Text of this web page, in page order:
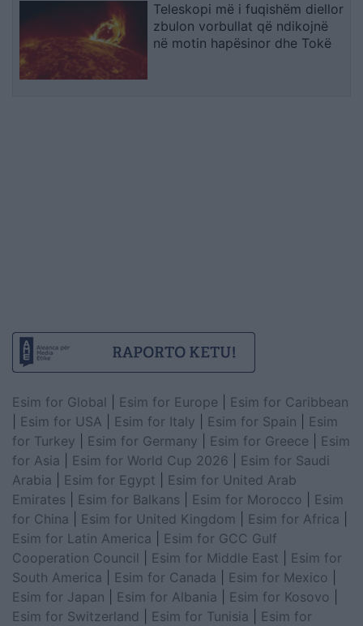
Teleskopi më i fuqishëm diellor
zbulon vorbullat që ndikojnë
në motin hapësinor dhe Tokë
Esim for Global Esim for Europe
Esim for Caribbean
Esim for USA Esim for Italy Esim for Spain
Esim
for Turkey
Esim for Germany Esim for Greece
Esim
for Asia
Esim for World Cup 2026
Esim for Saudi
Arabia
Esim for Egypt
Esim for United Arab
Emirates
Esim for Balkans Esim for Morocco
Esim
for China
Esim for United Kingdom Esim for Africa
Esim for Latin America
Esim for GCC Gulf
Cooperation Council
Esim for Middle East
Esim for
South America
Esim for Canada Esim for Mexico
Esim for Japan
Esim for Albania Esim for Kosovo
Esim for Switzerland
Esim for Tunisia
Esim for